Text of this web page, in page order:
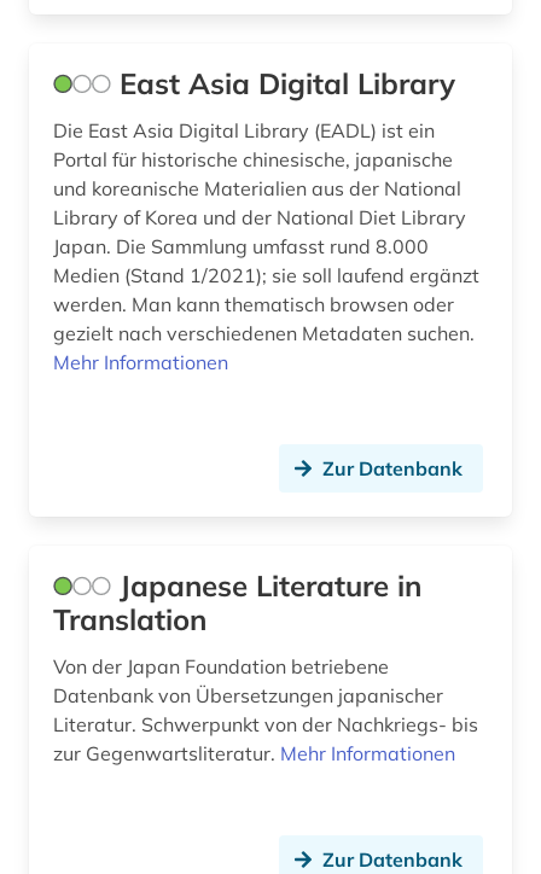
East Asia Digital Library
Die East Asia Digital Library (EADL) ist ein
Portal für historische chinesische, japanische
und koreanische Materialien aus der National
Library of Korea und der National Diet Library
Japan. Die Sammlung umfasst rund 8.000
Medien (Stand 1/2021); sie soll laufend ergänzt
werden. Man kann thematisch browsen oder
gezielt nach verschiedenen Metadaten suchen.
Mehr Informationen
Zur Datenbank
Japanese Literature in
Translation
Von der Japan Foundation betriebene
Datenbank von Übersetzungen japanischer
Literatur. Schwerpunkt von der Nachkriegs- bis
zur Gegenwartsliteratur. Mehr Informationen
Zur Datenbank